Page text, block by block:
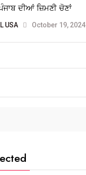
ਦੀਆਂ ਜ਼ਿਮਣੀ ਚੋਣਾਂ
USA October 19, 2024